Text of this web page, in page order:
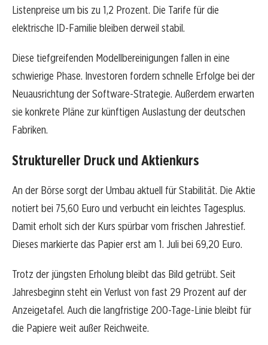
Listenpreise um bis zu 1,2 Prozent. Die Tarife für die
elektrische ID-Familie bleiben derweil stabil.
Diese tiefgreifenden Modellbereinigungen fallen in eine
schwierige Phase. Investoren fordern schnelle Erfolge bei der
Neuausrichtung der Software-Strategie. Außerdem erwarten
sie konkrete Pläne zur künftigen Auslastung der deutschen
Fabriken.
Struktureller Druck und Aktienkurs
An der Börse sorgt der Umbau aktuell für Stabilität. Die Aktie
notiert bei 75,60 Euro und verbucht ein leichtes Tagesplus.
Damit erholt sich der Kurs spürbar vom frischen Jahrestief.
Dieses markierte das Papier erst am 1. Juli bei 69,20 Euro.
Trotz der jüngsten Erholung bleibt das Bild getrübt. Seit
Jahresbeginn steht ein Verlust von fast 29 Prozent auf der
Anzeigetafel. Auch die langfristige 200-Tage-Linie bleibt für
die Papiere weit außer Reichweite.